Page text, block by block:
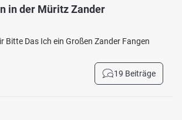
in der Müritz Zander
Bitte Das Ich ein Großen Zander Fangen
19 Beiträge